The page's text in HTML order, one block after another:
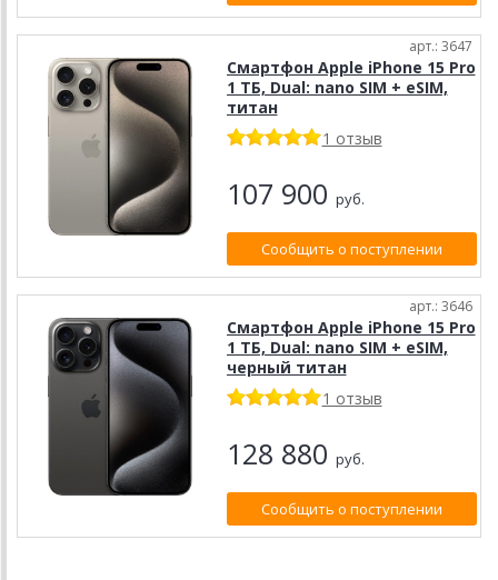
арт.: 3647
Смартфон Apple iPhone 15 Pro
1 ТБ, Dual: nano SIM + eSIM,
титан
1 отзыв
107 900 руб.
Сообщить о поступлении
арт.: 3646
Смартфон Apple iPhone 15 Pro
1 ТБ, Dual: nano SIM + eSIM,
черный титан
1 отзыв
128 880 руб.
Сообщить о поступлении